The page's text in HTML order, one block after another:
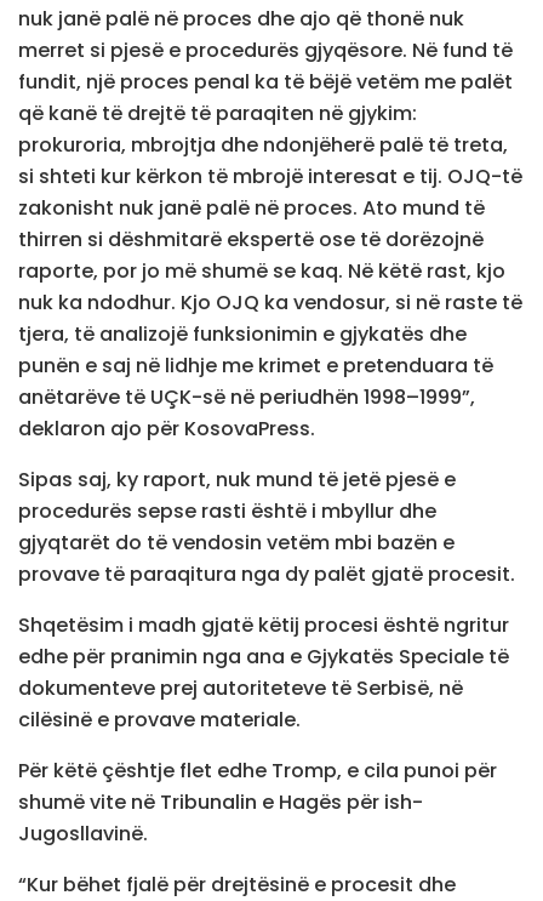
nuk janë palë në proces dhe ajo që thonë nuk
merret si pjesë e procedurës gjyqësore. Në fund të
fundit, një proces penal ka të bëjë vetëm me palët
që kanë të drejtë të paraqiten në gjykim:
prokuroria, mbrojtja dhe ndonjëherë palë të treta,
si shteti kur kërkon të mbrojë interesat e tij. OJQ-të
zakonisht nuk janë palë në proces. Ato mund të
thirren si dëshmitarë ekspertë ose të dorëzojnë
raporte, por jo më shumë se kaq. Në këtë rast, kjo
nuk ka ndodhur. Kjo OJQ ka vendosur, si në raste të
tjera, të analizojë funksionimin e gjykatës dhe
punën e saj në lidhje me krimet e pretenduara të
anëtarëve të UÇK-së në periudhën 1998–1999”,
deklaron ajo për KosovaPress.
Sipas saj, ky raport, nuk mund të jetë pjesë e
procedurës sepse rasti është i mbyllur dhe
gjyqtarët do të vendosin vetëm mbi bazën e
provave të paraqitura nga dy palët gjatë procesit.
Shqetësim i madh gjatë këtij procesi është ngritur
edhe për pranimin nga ana e Gjykatës Speciale të
dokumenteve prej autoriteteve të Serbisë, në
cilësinë e provave materiale.
Për këtë çështje flet edhe Tromp, e cila punoi për
shumë vite në Tribunalin e Hagës për ish-
Jugosllavinë.
“Kur bëhet fjalë për drejtësinë e procesit dhe